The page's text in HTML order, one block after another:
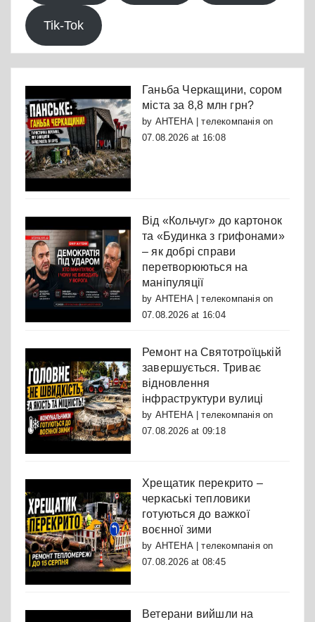
Tik-Tok
Ганьба Черкащини, сором
міста за 8,8 млн грн?
by АНТЕНА | телекомпаніяon
07.08.2026 at 16:08
Від «Кольчуг» до картонок
та «Будинка з грифонами»
– як добрі справи
перетворюються на
маніпуляції
by АНТЕНА | телекомпаніяon
07.08.2026 at 16:04
Ремонт на Святотроїцькій
завершується. Триває
відновлення
інфраструктури вулиці
by АНТЕНА | телекомпаніяon
07.08.2026 at 09:18
Хрещатик перекрито –
черкаські тепловики
готуються до важкої
воєнної зими
by АНТЕНА | телекомпаніяon
07.08.2026 at 08:45
Ветерани вийшли на